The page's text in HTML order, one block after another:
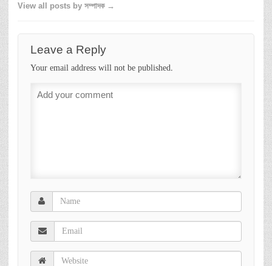
View all posts by সম্পাদক →
Leave a Reply
Your email address will not be published.